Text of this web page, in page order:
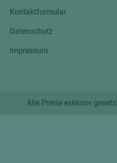
Kontaktformular
Datenschutz
Impressum
Alle Preise exklusiv